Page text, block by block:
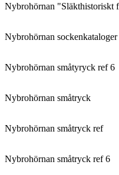
Nybrohörnan "Släkthistoriskt
Nybrohörnan
Nybrohörnan småtyryck ref 6
Nybrohörnan småtryck
Nybrohörnan småtryck ref
Nybrohörnan småtryck ref 6